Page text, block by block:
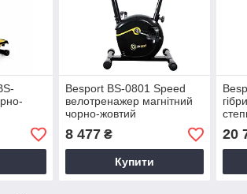
Besport BS-0801 Speed
велотренажер магнітний
чорно-жовтий
8 477₴
Купити
20